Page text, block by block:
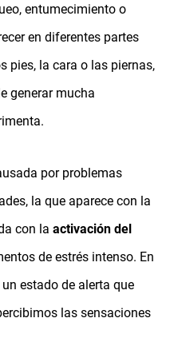
entumecimiento o
en diferentes partes
pies, la cara o las piernas,
generar mucha
por problemas
la que aparece con la
con la activación del
de estrés intenso. En
estado de alerta que
las sensaciones